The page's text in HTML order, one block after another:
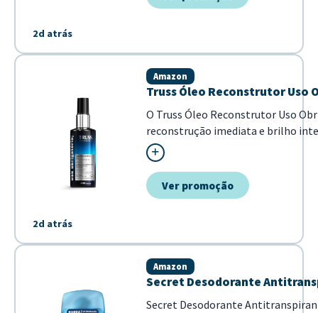
2d atrás
2d atrás
Truss Óleo Reconstrutor Uso
Amazon
O Truss Óleo Reconstrutor Uso
reconstrução imediata e brilho
combate o frizz e ma...
Ver promoção
Secret Desodorante
Amazon
Secret Desodorante